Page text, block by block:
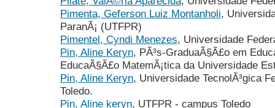
Pimenta, Geferson Luiz Montanholi,
ParanÃ¡ (UTFPR)
Pimentel, Cyndi Menezes, Universidade
Pin, Aline Keryn, PÃ³s-GraduaÃ§Ã£o em
EducaÃ§Ã£o MatemÃ¡tica da Universidade
Pin, Aline Keryn, Universidade TecnolÃ³gica
Toledo.
Pin, Aline keryn, UTFPR - campus Toledo